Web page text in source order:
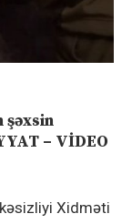
şəxsin
– VİDEO
Xidməti